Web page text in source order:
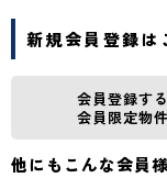
新規会員登録は
会員登録す
会員限定物
他にもこんな会員